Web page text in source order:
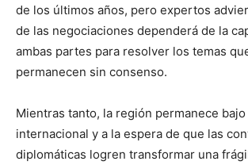
de los últimos años, pero expertos
de las negociaciones dependerá de la
ambas partes para resolver los temas
permanecen sin consenso.
Mientras tanto, la región permanece
internacional y a la espera de que las
diplomáticas logren transformar una